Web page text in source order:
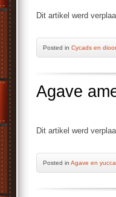
Dit artikel werd
Posted in Cycads en
Agave
Dit artikel werd
Posted in Agave en yucca